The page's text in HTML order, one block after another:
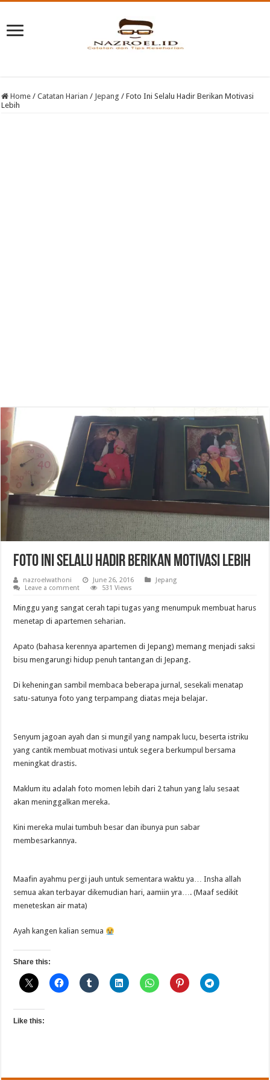
Home / Catatan Harian / Jepang / Foto Ini Selalu Hadir Berikan Motivasi
Lebih
Foto Ini Selalu Hadir Berikan Motivasi Lebih
nazroelwathoni June 26, 2016
Jepang
Leave a comment
531 Views
Minggu yang sangat cerah tapi tugas yang menumpuk membuat harus
menetap di apartemen seharian.
Apato (bahasa kerennya apartemen di Jepang) memang menjadi saksi
bisu mengarungi hidup penuh tantangan di Jepang.
Di keheningan sambil membaca beberapa jurnal, sesekali menatap
satu-satunya foto yang terpampang diatas meja belajar.
Senyum jagoan ayah dan si mungil yang nampak lucu, beserta istriku
yang cantik membuat motivasi untuk segera berkumpul bersama
meningkat drastis.
Maklum itu adalah foto momen lebih dari 2 tahun yang lalu sesaat
akan meninggalkan mereka.
Kini mereka mulai tumbuh besar dan ibunya pun sabar
membesarkannya.
Maafin ayahmu pergi jauh untuk sementara waktu ya… Insha allah
semua akan terbayar dikemudian hari, aamiin yra…. (Maaf sedikit
meneteskan air mata)
Ayah kangen kalian semua
Share this:
Like this: